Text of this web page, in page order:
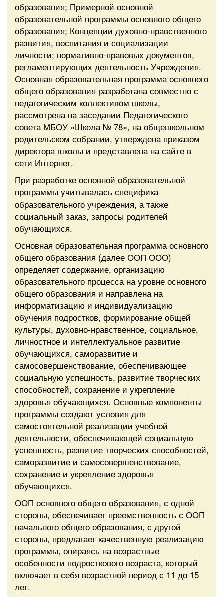
образования; Примерной основной
образовательной программы основного общего
образования; Концепции духовно-нравственного
развития, воспитания и социализации
личности; нормативно-правовых документов,
регламентирующих деятельность Учреждения.
Основная образовательная программа основного
общего образования разработана совместно с
педагогическим коллективом школы,
рассмотрена на заседании Педагогического
совета МБОУ «Школа № 78», на общешкольном
родительском собрании, утверждена приказом
директора школы и представлена на сайте в
сети Интернет.
При разработке основной образовательной
программы учитывалась специфика
образовательного учреждения, а также
социальный заказ, запросы родителей
обучающихся.
Основная образовательная программа основного
общего образования (далее ООП ООО)
определяет содержание, организацию
образовательного процесса на уровне основного
общего образования и направлена на
информатизацию и индивидуализацию
обучения подростков, формирование общей
культуры, духовно-нравственное, социальное,
личностное и интеллектуальное развитие
обучающихся, саморазвитие и
самосовершенствование, обеспечивающее
социальную успешность, развитие творческих
способностей, сохранение и укрепление
здоровья обучающихся. Основные компоненты
программы создают условия для
самостоятельной реализации учебной
деятельности, обеспечивающей социальную
успешность, развитие творческих способностей,
саморазвитие и самосовершенствование,
сохранение и укрепление здоровья
обучающихся.
ООП основного общего образования, с одной
стороны, обеспечивает преемственность с ООП
начального общего образования, с другой
стороны, предлагает качественную реализацию
программы, опираясь на возрастные
особенности подросткового возраста, который
включает в себя возрастной период с 11 до 15
лет.